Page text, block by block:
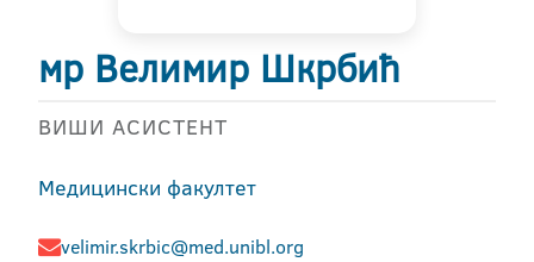
мр Велимир Шкрбић
ВИШИ АСИСТЕНТ
Медицински факултет
velimir.skrbic@med.unibl.org